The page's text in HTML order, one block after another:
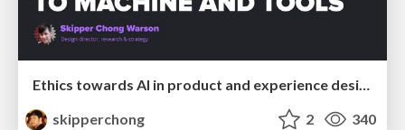
skipperchong
2 340